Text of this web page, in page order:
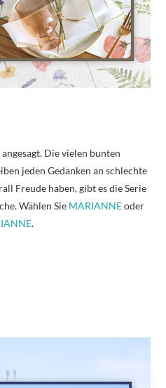
Die vielen bunten
jeden Gedanken an schlechte
Freude haben, gibt es die Serie
Wählen Sie MARIANNEoder
.